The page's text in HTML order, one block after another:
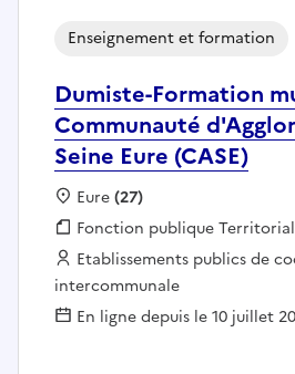
Dumiste-Formation
Communauté
Seine Eure (CASE)
Enseignement et formation
Localisation :
Eure(27)
Fonction publique :
Fonction publique
Employeur :
Etablissements publics de
intercommunale
En ligne depuis le 10 juillet